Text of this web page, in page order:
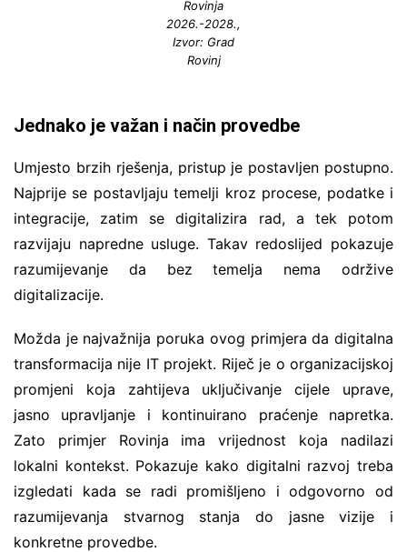
Rovinja
2026.-2028.,
Izvor: Grad
Rovinj
Jednako je važan i način provedbe
Umjesto brzih rješenja, pristup je postavljen postupno.
Najprije se postavljaju temelji kroz procese, podatke i
integracije, zatim se digitalizira rad, a tek potom
razvijaju napredne usluge. Takav redoslijed pokazuje
razumijevanje da bez temelja nema održive
digitalizacije.
Možda je najvažnija poruka ovog primjera da digitalna
transformacija nije IT projekt. Riječ je o organizacijskoj
promjeni koja zahtijeva uključivanje cijele uprave,
jasno upravljanje i kontinuirano praćenje napretka.
Zato primjer Rovinja ima vrijednost koja nadilazi
lokalni kontekst. Pokazuje kako digitalni razvoj treba
izgledati kada se radi promišljeno i odgovorno od
razumijevanja stvarnog stanja do jasne vizije i
konkretne provedbe.